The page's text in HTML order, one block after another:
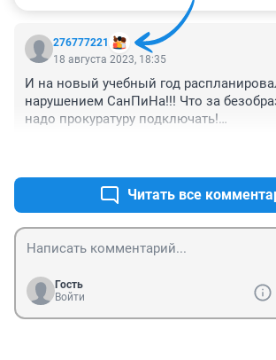
276777221
18 августа 2023, 18:35
И на новый учебный год
нарушением СанПиНа!!! Что за
надо прокуратуру подключать!
грамотно распланировано советскими
специалистами!
Читать все
Гость
Войти